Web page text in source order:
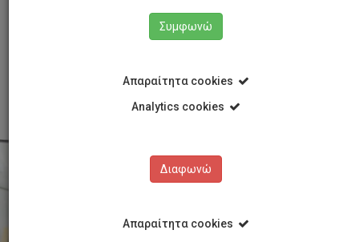
Εισδοχή φοιτητών
Μετεγγραφές και 2ο πτυχίο
Συμφωνώ
Απαραίτητα cookies
Analytics cookies
Διαφωνώ
Απαραίτητα cookies